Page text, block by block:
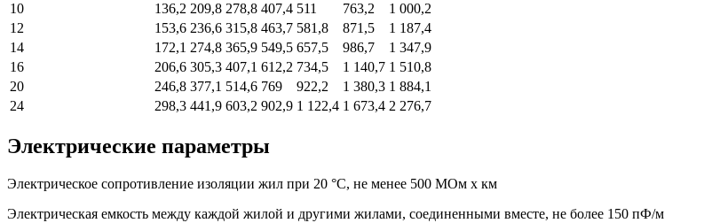
10
136,2 209,8 278,8 407,4 511 763,2
1 000,2
12
153,6 236,6 315,8 463,7 581,8 871,5
1 187,4
14
172,1 274,8 365,9 549,5 657,5 986,7
1 347,9
16
206,6 305,3 407,1 612,2 734,5 1 140,7 1 510,8
20
246,8 377,1 514,6 769 922,2 1 380,3 1 884,1
24
298,3 441,9 603,2 902,9 1 122,4 1 673,4 2 276,7
Электрические параметры
Электрическое сопротивление изоляции жил при 20 °C, не менее 500 МОм x км
Электрическая емкость между каждой жилой и другими жилами, соединенными вместе, не более 150 пФ/м